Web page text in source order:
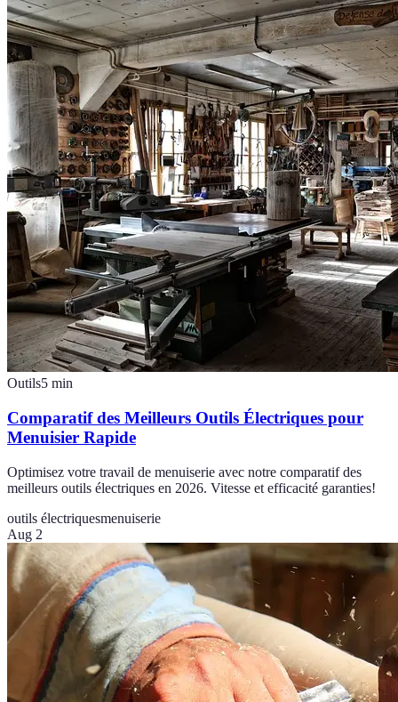
Outils5 min
Comparatif des Meilleurs Outils Électriques pour
Menuisier Rapide
Optimisez votre travail de menuiserie avec notre comparatif des
meilleurs outils électriques en 2026. Vitesse et efficacité garanties!
outils électriquesmenuiserie
Aug 2